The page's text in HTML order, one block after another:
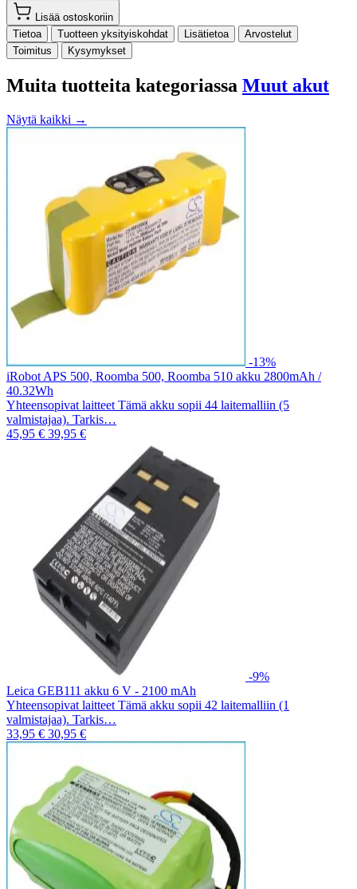
Lisää ostoskoriin
Tietoa
Tuotteen yksityiskohdat Lisätietoa
Arvostelut
Toimitus
Kysymykset
Muita tuotteita kategoriassa Muut akut
Näytä kaikki →
-13%
iRobot APS 500, Roomba 500, Roomba 510 akku 2800mAh /
40.32Wh
Yhteensopivat laitteet Tämä akku sopii 44 laitemalliin (5
valmistajaa). Tarkis…
45,95 € 39,95 €
-9%
Leica GEB111 akku 6 V - 2100 mAh
Yhteensopivat laitteet Tämä akku sopii 42 laitemalliin (1
valmistajaa). Tarkis…
33,95 € 30,95 €